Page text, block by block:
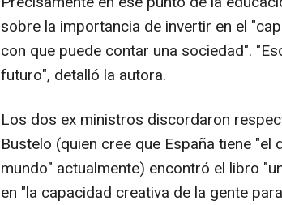
sobre la importancia de invertir en el
con que puede contar una sociedad".
futuro", detalló la autora.
Los dos ex ministros discordaron
Bustelo (quien cree que España tiene
mundo" actualmente) encontró el libro
en "la capacidad creativa de la gente